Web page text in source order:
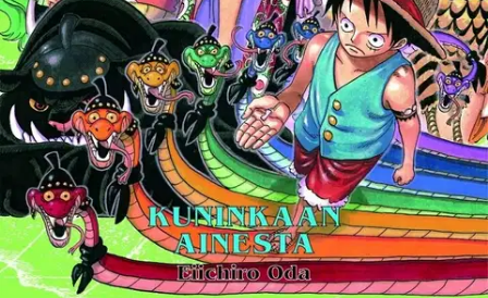
One Piece 53: Kuninkaan ainesta OlYli 320 miljoonaa myytyä One
piece -kirjaa! Mielikuvituksellinen maailma ja vahva hahmogalleria
ovat tämän vauhdikkaan ja humoristisen merirosvoseikkailun
vahvuuksia. Olkihattupiraatit ovat harvinaisen tiukassa tilanteessa
jouduttuaan kontra-amiraali Kizarun sekä pasifista-kyborgien
ahdistamiksi. Kaikkein kiperin koettelemus on kuitenkin vasta
alkamassa. Kaapparilordi Bartholomew Kumalla on omat
suunnitelmansa Luffyn ja muiden varalle! Ikäsuositus: 12+
Ominaisuudet